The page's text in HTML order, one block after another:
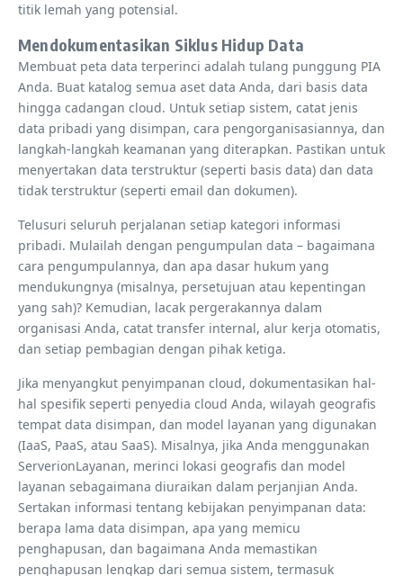
titik lemah yang potensial.
Mendokumentasikan Siklus Hidup Data
Membuat peta data terperinci adalah tulang punggung PIA
Anda. Buat katalog semua aset data Anda, dari basis data
hingga cadangan cloud. Untuk setiap sistem, catat jenis
data pribadi yang disimpan, cara pengorganisasiannya, dan
langkah-langkah keamanan yang diterapkan. Pastikan untuk
menyertakan data terstruktur (seperti basis data) dan data
tidak terstruktur (seperti email dan dokumen).
Telusuri seluruh perjalanan setiap kategori informasi
pribadi. Mulailah dengan pengumpulan data – bagaimana
cara pengumpulannya, dan apa dasar hukum yang
mendukungnya (misalnya, persetujuan atau kepentingan
yang sah)? Kemudian, lacak pergerakannya dalam
organisasi Anda, catat transfer internal, alur kerja otomatis,
dan setiap pembagian dengan pihak ketiga.
Jika menyangkut penyimpanan cloud, dokumentasikan hal-
hal spesifik seperti penyedia cloud Anda, wilayah geografis
tempat data disimpan, dan model layanan yang digunakan
(IaaS, PaaS, atau SaaS). Misalnya, jika Anda menggunakan
ServerionLayanan, merinci lokasi geografis dan model
layanan sebagaimana diuraikan dalam perjanjian Anda.
Sertakan informasi tentang kebijakan penyimpanan data:
berapa lama data disimpan, apa yang memicu
penghapusan, dan bagaimana Anda memastikan
penghapusan lengkap dari semua sistem, termasuk